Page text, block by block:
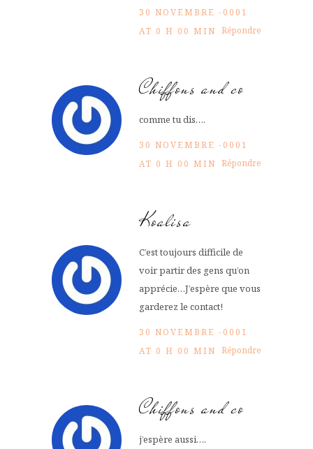
30 NOVEMBRE -0001
AT 0 H 00 MIN Répondre
Chiffons and co
comme tu dis….
30 NOVEMBRE -0001
AT 0 H 00 MIN Répondre
Koalisa
C’est toujours difficile de
voir partir des gens qu’on
apprécie…J’espère que vous
garderez le contact!
30 NOVEMBRE -0001
AT 0 H 00 MIN Répondre
Chiffons and co
j’espère aussi….